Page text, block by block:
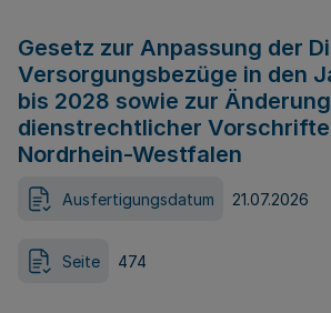
Gesetz zur Anpassung der
Versorgungsbezüge in den
bis 2028 sowie zur
dienstrechtlicher
Nordrhein-Westfalen
Ausfertigungsdatum 21.07.2026
Seite 474